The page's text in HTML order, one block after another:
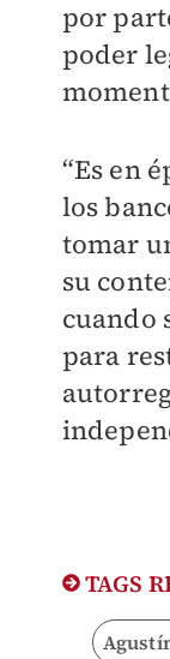
por
poder
“Es en
los
tomar
su
cuando
para
TAGS